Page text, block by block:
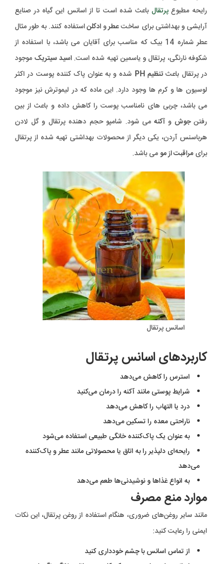
رایحه مطبوعپرتقال باعث شده است تا از اسانس این گیاه در صنایع
آرایشی و بهداشتی برای ساختعطروادکلناستفاده کنند. به طور مثال
عطر شماره 14 بیک که مناسب برای آقایان می باشد، با استفاده از
شکوفه نارنگی، پرتقال و یاسمین تهیه شده است.اسید سیتریک موجود
در پرتقال باعث تنظیم PH
شده و به عنوان پاک کننده پوست در اکثر
لوسیون ها و کرم ها وجود دارد. این ماده که در لیموترش نیز موجود
می باشد، چربی های نامناسب پوست را کاهش داده و باعث از بین
رفتنجوش وآکنه می شود. شامپو حجم دهنده پرتقال و گل لادن
هرباسنس آردن، یکی دیگر از محصولات بهداشتی تهیه شده از پرتقال
برای مراقبت از مومی باشد.
اسانس پرتقال
کاربردهای اسانس پرتقال
استرس را کاهش می‌دهد
شرایط پوستی مانند آکنه را درمان می‌کنید
درد یا التهاب را کاهش می‌دهد
ناراحتی معده را تسکین می‌دهد
به عنوان یک پاک‌کننده خانگی طبیعی استفاده می‌شود
رایحه‌ای دلپذیر را به اتاق یا محصولاتی مانند عطر و پاک‌کننده
می‌دهد
به انواع غذاها و نوشیدنی‌ها طعم می‌دهد
موارد منع مصرف
مانند سایر روغن‌های ضروری، هنگام استفاده از روغن پرتقال، این نکات
ایمنی را رعایت کنید:
از تماس اسانس با چشم خودداری کنید